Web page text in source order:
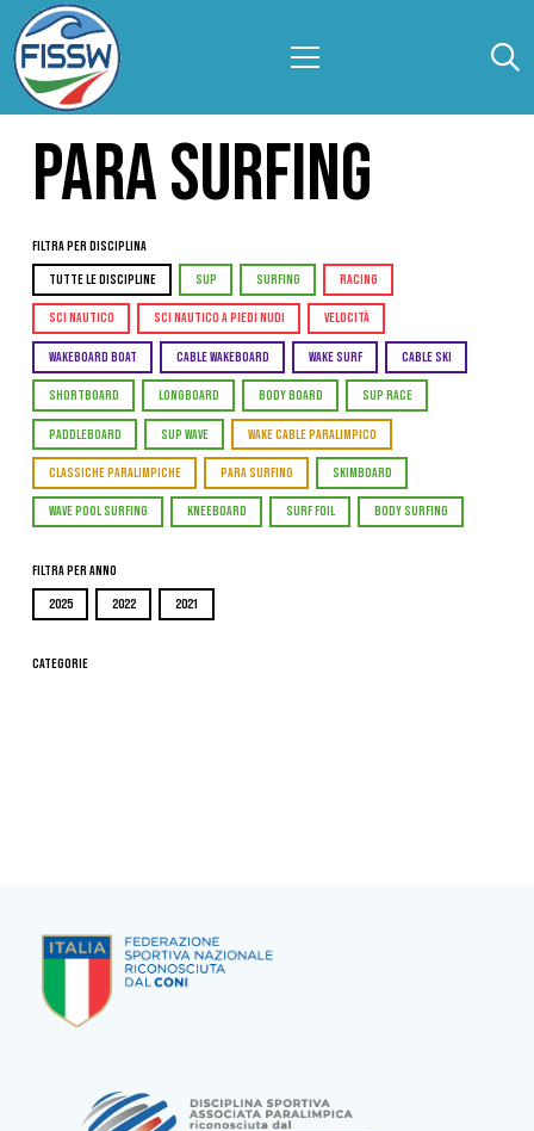
PARA SURFING
Filtra per Disciplina
TUTTE LE DISCIPLINE SUP SURFING RACING
SCI NAUTICO SCI NAUTICO A PIEDI NUDI VELOCITÀ
WAKEBOARD BOAT CABLE WAKEBOARD WAKE SURF CABLE SKI
SHORTBOARD LONGBOARD BODY BOARD SUP RACE
PADDLEBOARD SUP WAVE WAKE CABLE PARALIMPICO
CLASSICHE PARALIMPICHE PARA SURFING SKIMBOARD
WAVE POOL SURFING KNEEBOARD SURF FOIL BODY SURFING
Filtra per Anno
2025 2022 2021
Categorie